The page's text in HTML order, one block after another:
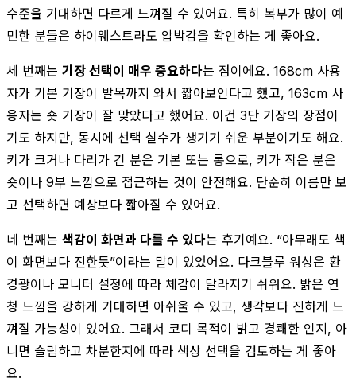
수준을 기대하면 다르게 느껴질 수 있어요. 특히 복부가 많이 예
민한 분들은 하이웨스트라도 압박감을 확인하는 게 좋아요.
세 번째는 기장 선택이 매우 중요하다는 점이에요. 168cm 사용
자가 기본 기장이 발목까지 와서 짧아보인다고 했고, 163cm 사
용자는 숏 기장이 잘 맞았다고 했어요. 이건 3단 기장의 장점이
기도 하지만, 동시에 선택 실수가 생기기 쉬운 부분이기도 해요.
키가 크거나 다리가 긴 분은 기본 또는 롱으로, 키가 작은 분은
숏이나 9부 느낌으로 접근하는 것이 안전해요. 단순히 이름만 보
고 선택하면 예상보다 짧아질 수 있어요.
네 번째는 색감이 화면과 다를 수 있다는 후기예요. “아무래도 색
이 화면보다 진한듯”이라는 말이 있었어요. 다크블루 워싱은 환
경광이나 모니터 설정에 따라 체감이 달라지기 쉬워요. 밝은 연
청 느낌을 강하게 기대하면 아쉬울 수 있고, 생각보다 진하게 느
껴질 가능성이 있어요. 그래서 코디 목적이 밝고 경쾌한 인지, 아
니면 슬림하고 차분한지에 따라 색상 선택을 검토하는 게 좋아
요.